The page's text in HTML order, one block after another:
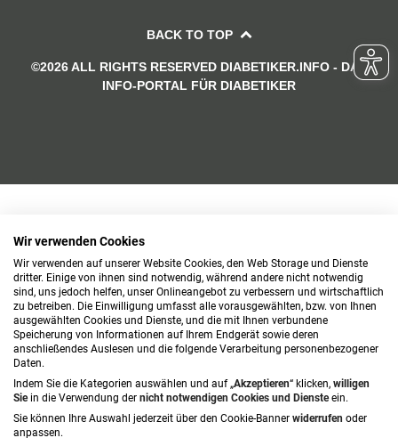
BACK TO TOP
©2026 ALL RIGHTS RESERVED DIABETIKER.INFO - DAS
INFO-PORTAL FÜR DIABETIKER
Wir verwenden Cookies
Wir verwenden auf unserer Website Cookies, den Web Storage und Dienste
dritter. Einige von ihnen sind notwendig, während andere nicht notwendig
sind, uns jedoch helfen, unser Onlineangebot zu verbessern und wirtschaftlich
zu betreiben. Die Einwilligung umfasst alle vorausgewählten, bzw. von Ihnen
ausgewählten Cookies und Dienste, und die mit Ihnen verbundene
Speicherung von Informationen auf Ihrem Endgerät sowie deren
anschließendes Auslesen und die folgende Verarbeitung personenbezogener
Daten.
Indem Sie die Kategorien auswählen und auf „Akzeptieren“ klicken, willigen
Sie in die Verwendung der nicht notwendigen Cookies und Diensteein.
Sie können Ihre Auswahl jederzeit über den Cookie-Banner widerrufen oder
anpassen.